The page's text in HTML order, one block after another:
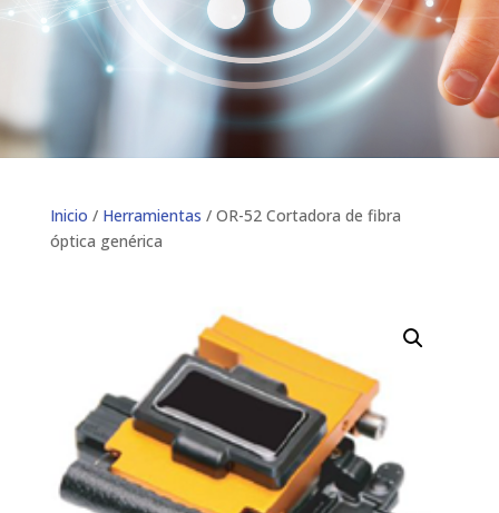
Inicio / Herramientas / OR-52 Cortadora de fibra
óptica genérica